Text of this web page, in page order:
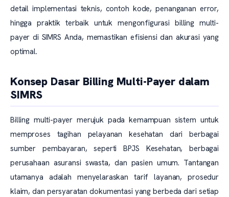
detail implementasi teknis, contoh kode, penanganan error,
hingga praktik terbaik untuk mengonfigurasi billing multi-
payer di SIMRS Anda, memastikan efisiensi dan akurasi yang
optimal.
Konsep Dasar Billing Multi-Payer dalam
SIMRS
Billing multi-payer merujuk pada kemampuan sistem untuk
memproses tagihan pelayanan kesehatan dari berbagai
sumber pembayaran, seperti BPJS Kesehatan, berbagai
perusahaan asuransi swasta, dan pasien umum. Tantangan
utamanya adalah menyelaraskan tarif layanan, prosedur
klaim, dan persyaratan dokumentasi yang berbeda dari setiap